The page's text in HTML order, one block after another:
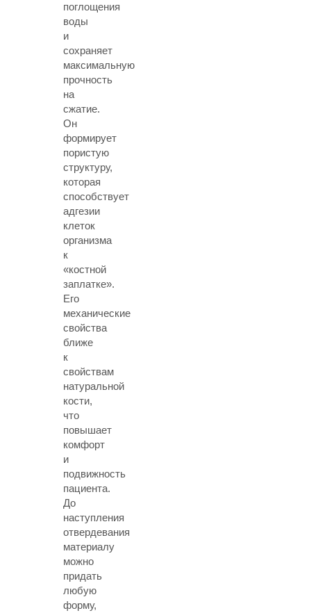
поглощения
воды
и
сохраняет
максимальную
прочность
на
сжатие.
Он
формирует
пористую
структуру,
которая
способствует
адгезии
клеток
организма
к
«костной
заплатке».
Его
механические
свойства
ближе
к
свойствам
натуральной
кости,
что
повышает
комфорт
и
подвижность
пациента.
До
наступления
отвердевания
материалу
можно
придать
любую
форму,